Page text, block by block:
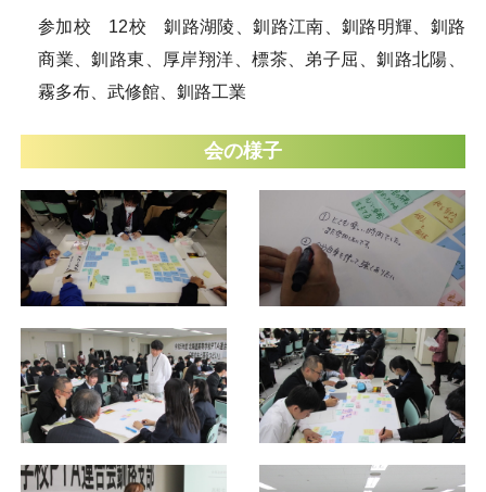
参加校 12校 釧路湖陵、釧路江南、釧路明輝、釧路
商業、釧路東、厚岸翔洋、標茶、弟子屈、釧路北陽、
霧多布、武修館、釧路工業
会の様子